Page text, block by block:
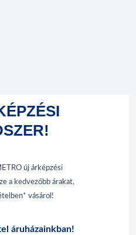
új árképzési
a kedvezőbb árakat,
vásárol!
áruházainkban!